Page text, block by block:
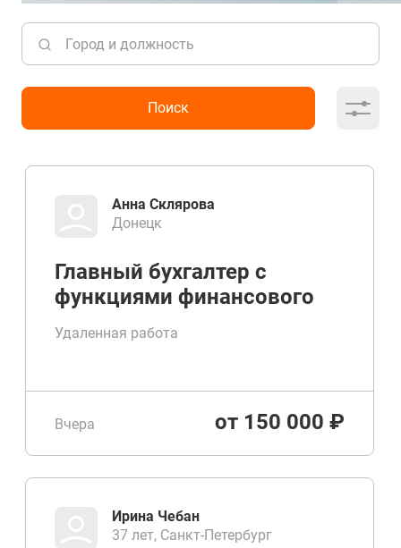
Анна Склярова
Донецк
Главный бухгалтер с
функциями финансового
директора
Удаленная работа
Вчера от 150 000 ₽
Ирина Чебан
37 лет, Санкт-Петербург